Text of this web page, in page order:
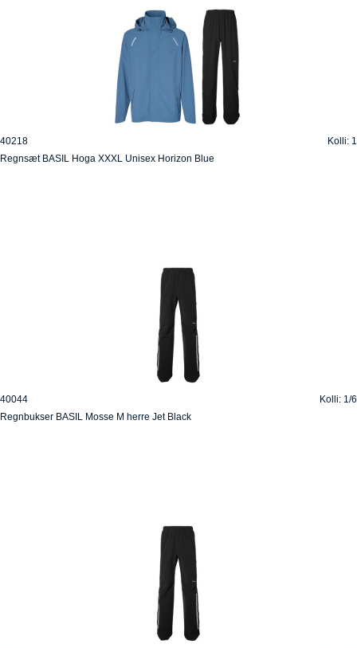
40218
Kolli: 1
Regnsæt BASIL Hoga XXXL Unisex Horizon Blue
40044
Kolli: 1/6
Regnbukser BASIL Mosse M herre Jet Black